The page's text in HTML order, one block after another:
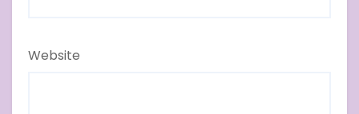
Website